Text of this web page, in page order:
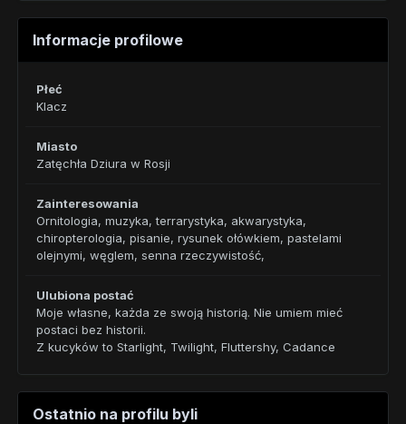
Informacje profilowe
Płeć
Klacz
Miasto
Zatęchła Dziura w Rosji
Zainteresowania
Ornitologia, muzyka, terrarystyka, akwarystyka,
chiropterologia, pisanie, rysunek ołówkiem, pastelami
olejnymi, węglem, senna rzeczywistość,
Ulubiona postać
Moje własne, każda ze swoją historią. Nie umiem mieć
postaci bez historii.
Z kucyków to Starlight, Twilight, Fluttershy, Cadance
Ostatnio na profilu byli